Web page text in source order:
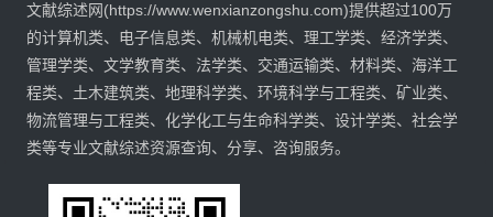
文献综述网(https://www.wenxianzongshu.com)提供超过100万
的计算机类、电子信息类、机械机电类、理工学类、经济学类、
管理学类、文学教育类、法学类、交通运输类、材料类、海洋工
程类、土木建筑类、地理科学类、环境科学与工程类、矿业类、
物流管理与工程类、化学化工与生命科学类、设计学类、社会学
类等专业文献综述资源查询、分享、咨询服务。